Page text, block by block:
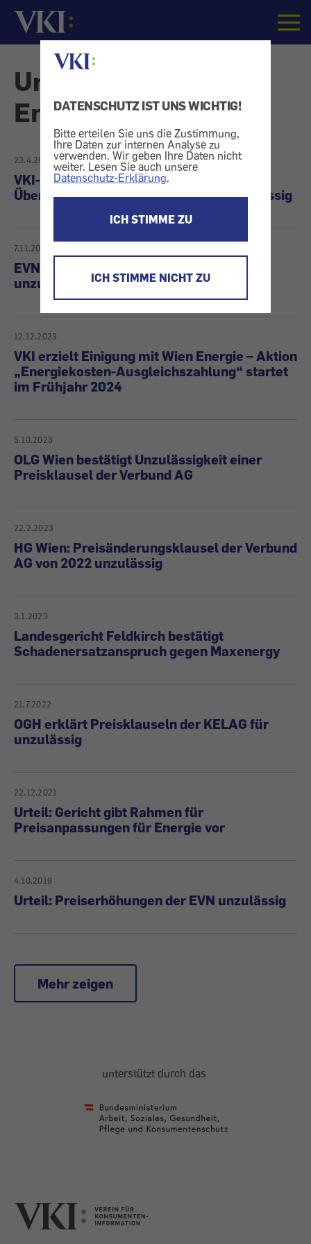
DATENSCHUTZ IST UNS WICHTIG!
Bitte erteilen Sie uns die Zustimmung,
Ihre Daten zur internen Analyse zu
verwenden. Wir geben Ihre Daten nicht
weiter. Lesen Sie auch unsere
Datenschutz-Erklärung.
ICH STIMME ZU
ICH STIMME NICHT ZU
Startseite
Urteile - Umwelt &
Energie
23.4.2026
VKI-Erfolg: Ausgleichsenergiebeitrag für
Überschusseinspeiser von Spotty unzulässig
7.11.2024
EVN-Preiserhöhung vom 01.09.2022
unzulässig
12.12.2023
VKI erzielt Einigung mit Wien Energie – Aktion
„Energiekosten-Ausgleichszahlung“ startet
im Frühjahr 2024
5.10.2023
OLG Wien bestätigt Unzulässigkeit einer
Preisklausel der Verbund AG
22.2.2023
HG Wien: Preisänderungsklausel der Verbund
AG von 2022 unzulässig
3.1.2023
Landesgericht Feldkirch bestätigt
Schadenersatzanspruch gegen Maxenergy
21.7.2022
OGH erklärt Preisklauseln der KELAG für
unzulässig
22.12.2021
Urteil: Gericht gibt Rahmen für
Preisanpassungen für Energie vor
4.10.2019
Urteil: Preiserhöhungen der EVN unzulässig
Mehr zeigen
unterstützt durch das